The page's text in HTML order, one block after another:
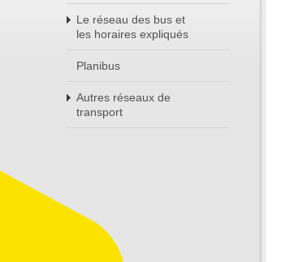
Le réseau des bus et
les horaires expliqués
Planibus
Autres réseaux de
transport